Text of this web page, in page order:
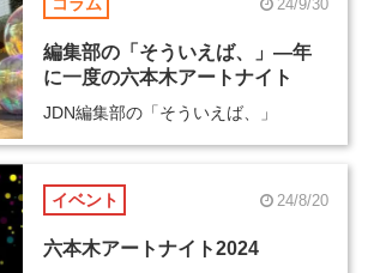
24/9/30
編集部の「そういえば、」―年
に一度の六本木アートナイト
JDN編集部の「そういえば、」
イベント 24/8/20
六本木アートナイト2024